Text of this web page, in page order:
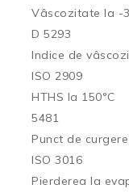
Vâscozitate
D 5293
Indice de
ISO 2909
HTHS la
5481
Punct de
ISO 3016
Pierderea la